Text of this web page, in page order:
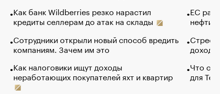
Как банк Wildberries резко нарастил
кредиты селлерам до атак на склады
Сотрудники открыли новый способ вредить
компаниям. Зачем им это
Как налоговики ищут доходы
неработающих покупателей яхт и квартир
ЕС
нефти
Что
для